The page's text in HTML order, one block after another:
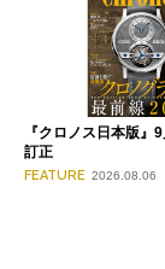
『クロノス日本版』
訂正
FEATURE 2026.08.06